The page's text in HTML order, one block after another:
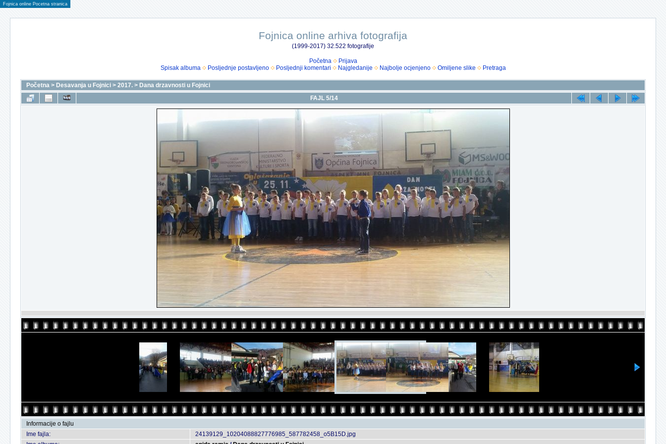
Fojnica online Pocetna stranica
Fojnica online arhiva fotografija
(1999-2017) 32.522 fotografije
Početna
Prijava
Spisak albuma
Posljednje postavljeno Posljednji komentari Najgledanije Najbolje ocjenjeno Omiljene slike Pretraga
Početna > Desavanja u Fojnici > 2017. > Dana drzavnosti u Fojnici
FAJL 5/14
Informacije o fajlu
Ime fajla:
24139129_10204088827776985_587782458_o5B15D.jpg